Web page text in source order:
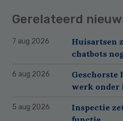
Gerelateerd
7 aug 2026
Huisartsen
chatbots
6 aug 2026
Geschorste
werk onder
5 aug 2026
Inspectie